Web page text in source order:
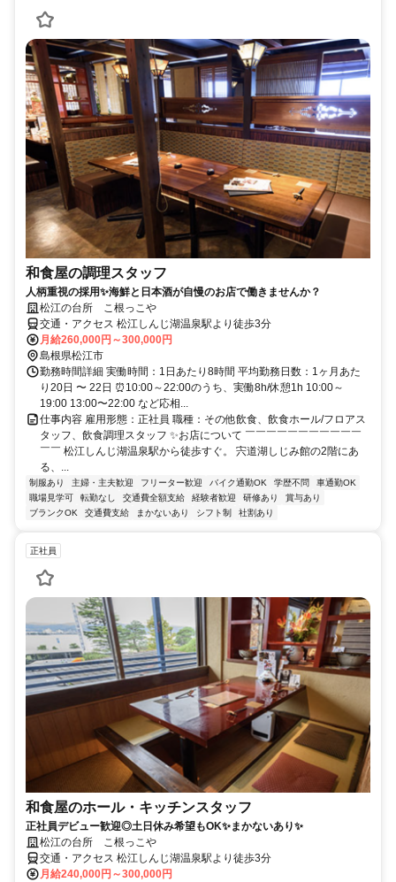
和食屋の調理スタッフ
人柄重視の採用✨海鮮と日本酒が自慢のお店で働きませんか？
松江の台所 こ根っこや
交通・アクセス 松江しんじ湖温泉駅より徒歩3分
月給260,000円～300,000円
島根県松江市
勤務時間詳細 実働時間：1日あたり8時間 平均勤務日数：1ヶ月あた
り20日 〜 22日 ⏰10:00～22:00のうち、実働8h/休憩1h 10:00～
19:00 13:00〜22:00 など応相...
仕事内容 雇用形態：正社員 職種：その他飲食、飲食ホール/フロアス
タッフ、飲食調理スタッフ ✨お店について ￣￣￣￣￣￣￣￣￣￣￣
￣￣ 松江しんじ湖温泉駅から徒歩すぐ。 宍道湖しじみ館の2階にあ
る、...
制服あり 主婦・主夫歓迎 フリーター歓迎 バイク通勤OK 学歴不問
車通勤OK
職場見学可
転勤なし 交通費全額支給 経験者歓迎 研修あり
賞与あり
ブランクOK
交通費支給 まかないあり シフト制 社割あり
正社員
和食屋のホール・キッチンスタッフ
正社員デビュー歓迎◎土日休み希望もOK✨まかないあり✨
松江の台所 こ根っこや
交通・アクセス 松江しんじ湖温泉駅より徒歩3分
月給240,000円～300,000円